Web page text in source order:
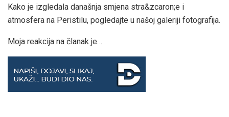
Kako je izgledala današnja smjena stra&zcaron;e i
atmosfera na Peristilu, pogledajte u našoj galeriji fotografija.
Moja reakcija na članak je…